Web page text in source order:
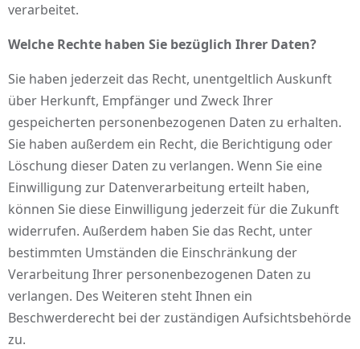
verarbeitet.
Welche Rechte haben Sie bezüglich Ihrer Daten?
Sie haben jederzeit das Recht, unentgeltlich Auskunft
über Herkunft, Empfänger und Zweck Ihrer
gespeicherten personenbezogenen Daten zu erhalten.
Sie haben außerdem ein Recht, die Berichtigung oder
Löschung dieser Daten zu verlangen. Wenn Sie eine
Einwilligung zur Datenverarbeitung erteilt haben,
können Sie diese Einwilligung jederzeit für die Zukunft
widerrufen. Außerdem haben Sie das Recht, unter
bestimmten Umständen die Einschränkung der
Verarbeitung Ihrer personenbezogenen Daten zu
verlangen. Des Weiteren steht Ihnen ein
Beschwerderecht bei der zuständigen Aufsichtsbehörde
zu.